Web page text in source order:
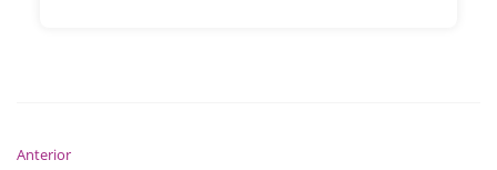
Anterior